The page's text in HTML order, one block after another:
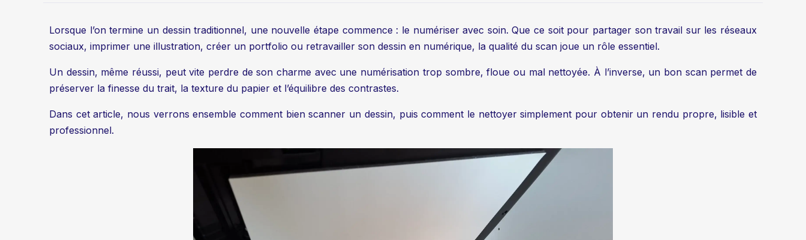
Lorsque l’on termine un dessin traditionnel, une nouvelle étape commence : le numériser avec soin. Que ce soit pour partager son travail sur les réseaux
sociaux, imprimer une illustration, créer un portfolio ou retravailler son dessin en numérique, la qualité du scan joue un rôle essentiel.
Un dessin, même réussi, peut vite perdre de son charme avec une numérisation trop sombre, floue ou mal nettoyée. À l’inverse, un bon scan permet de
préserver la finesse du trait, la texture du papier et l’équilibre des contrastes.
Dans cet article, nous verrons ensemble comment bien scanner un dessin, puis comment le nettoyer simplement pour obtenir un rendu propre, lisible et
professionnel.